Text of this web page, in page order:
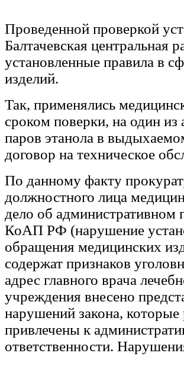
Проведенной проверкой
Балтачевская центральная
установленные правила в
изделий.
Так, применялись
сроком поверки, на один из
паров этанола в
договор на техническое
По данному факту
должностного лица
дело об административном
КоАП РФ (нарушение
обращения медицинских
содержат признаков
адрес главного врача
учреждения внесено
нарушений закона,
привлечены к
ответственности.